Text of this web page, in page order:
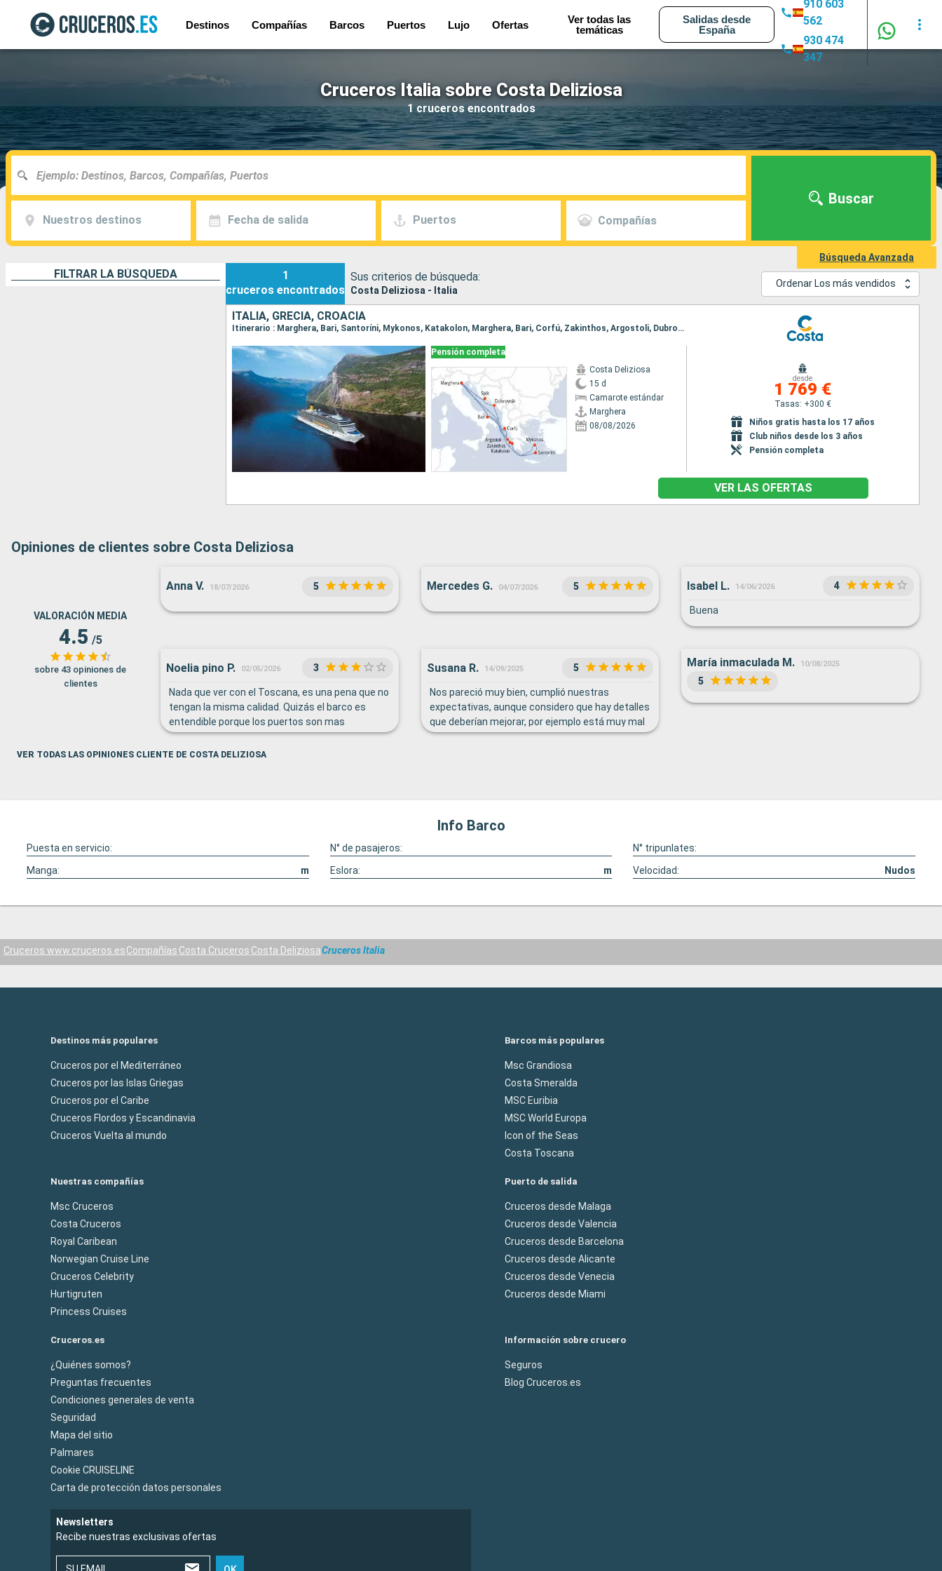
Destinos Compañías Barcos Puertos Lujo Ofertas
Ver todas las
temáticas
Salidas desde
España
910 603
562
930 474
347
Cruceros Italia sobre Costa Deliziosa
1 cruceros encontrados
Nuestros destinos Fecha de salida Puertos Compañías
Buscar
Búsqueda Avanzada
FILTRAR LA BÚSQUEDA
1
cruceros encontrados
Sus criterios de búsqueda:
Costa Deliziosa - Italia
Ordenar Los más vendidos
ITALIA, GRECIA, CROACIA
Itinerario : Marghera, Bari, Santoríni, Mykonos, Katakolon, Marghera, Bari, Corfú, Zakinthos, Argostoli, Dubrovnik, Split, Marghera
Pensión completa
Costa Deliziosa
15 d
Camarote estándar
Marghera
08/08/2026
desde
1 769 €
Tasas: +300 €
Niños gratis hasta los 17 años
Club niños desde los 3 años
Pensión completa
VER LAS OFERTAS
Opiniones de clientes sobre Costa Deliziosa
VALORACIÓN MEDIA
4.5 /5
sobre 43 opiniones de
clientes
Anna V. 18/07/2026 5 Mercedes G. 04/07/2026 5 Isabel L. 14/06/2026 4
Buena
Noelia pino P. 02/05/2026 3
Nada que ver con el Toscana, es una pena que no
tengan la misma calidad. Quizás el barco es
entendible porque los puertos son mas
pequeños pero el servicio puede ser mejorable
muchísimo Creo que la próxima vez probaré con
Susana R. 14/09/2025 5
Nos pareció muy bien, cumplió nuestras
expectativas, aunque considero que hay detalles
que deberían mejorar, por ejemplo está muy mal
que te cobren una botella de agua que te dejan
María inmaculada M. 10/08/2025
5
VER TODAS LAS OPINIONES CLIENTE DE COSTA DELIZIOSA
Info Barco
Puesta en servicio: N° de pasajeros:
N° tripunlates:
Manga:
m Eslora: m Velocidad: Nudos
Cruceros www.cruceros.esCompañías Costa Cruceros Costa DeliziosaCruceros Italia
Destinos más populares
Cruceros por el Mediterráneo
Cruceros por las Islas Griegas
Cruceros por el Caribe
Cruceros Flordos y Escandinavia
Cruceros Vuelta al mundo
Barcos más populares
Msc Grandiosa
Costa Smeralda
MSC Euribia
MSC World Europa
Icon of the Seas
Costa Toscana
Nuestras compañías
Msc Cruceros
Costa Cruceros
Royal Caribean
Norwegian Cruise Line
Cruceros Celebrity
Hurtigruten
Princess Cruises
Puerto de salida
Cruceros desde Malaga
Cruceros desde Valencia
Cruceros desde Barcelona
Cruceros desde Alicante
Cruceros desde Venecia
Cruceros desde Miami
Cruceros.es
¿Quiénes somos?
Preguntas frecuentes
Condiciones generales de venta
Seguridad
Mapa del sitio
Palmares
Cookie CRUISELINE
Carta de protección datos personales
Información sobre crucero
Seguros
Blog Cruceros.es
Newsletters
Recibe nuestras exclusivas ofertas